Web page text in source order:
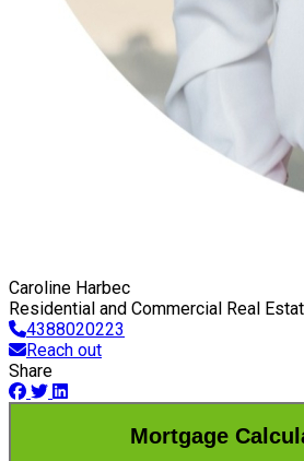
Caroline Harbec
Residential and Commercial Real
4388020223
Reach out
Share
Mortgage